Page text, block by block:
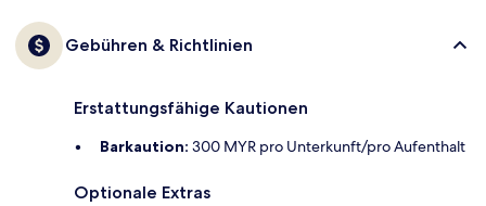
Gebühren & Richtlinien
Erstattungsfähige Kautionen
Barkaution: 300 MYR pro Unterkunft/pro Aufenthalt
Optionale Extras